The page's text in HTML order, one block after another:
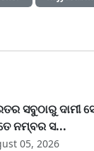
ସବୁଠାରୁ ଦାମୀ
ନମ୍ବର ସ...
05, 2026